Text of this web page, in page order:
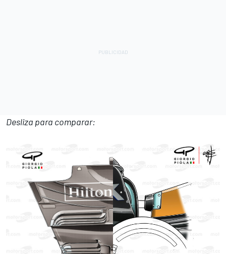
Desliza para comparar: